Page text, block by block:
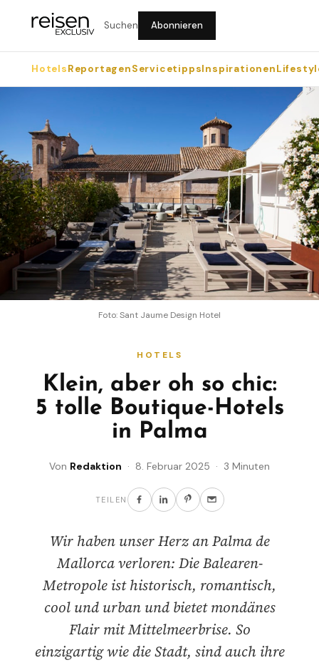
Suchen Abonnieren
HotelsReportagenServicetippsInspirationen
Foto: Sant Jaume Design Hotel
HOTELS
Klein, aber oh so chic:
5 tolle Boutique-Hotels
in Palma
Von Redaktion · 8. Februar 2025 · 3 Minuten
TEILEN
Wir haben unser Herz an Palma de
Mallorca verloren: Die Balearen-
Metropole ist historisch, romantisch,
cool und urban und bietet mondänes
Flair mit Mittelmeerbrise. So
einzigartig wie die Stadt, sind auch ihre